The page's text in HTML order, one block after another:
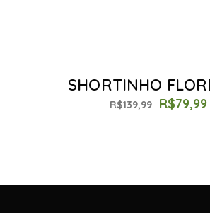
SHORTINHO
R$139,99 R$79,99